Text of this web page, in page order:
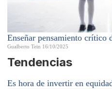
Enseñar pensamiento crítico
Gualberto Tein 16/10/2025
Tendencias
Es hora de invertir en